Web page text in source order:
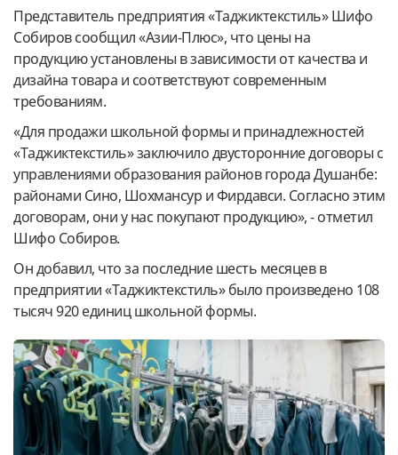
Представитель предприятия «Таджиктекстиль» Шифо
Собиров сообщил «Азии-Плюс», что цены на
продукцию установлены в зависимости от качества и
дизайна товара и соответствуют современным
требованиям.
«Для продажи школьной формы и принадлежностей
«Таджиктекстиль» заключило двусторонние договоры с
управлениями образования районов города Душанбе:
районами Сино, Шохмансур и Фирдавси. Согласно этим
договорам, они у нас покупают продукцию», - отметил
Шифо Собиров.
Он добавил, что за последние шесть месяцев в
предприятии «Таджиктекстиль» было произведено 108
тысяч 920 единиц школьной формы.